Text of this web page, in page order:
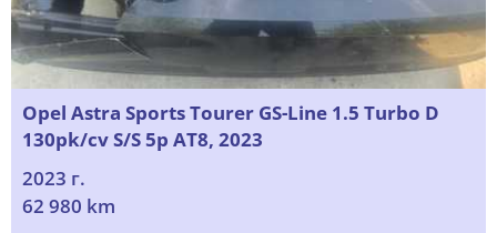
Opel Astra Sports Tourer GS-Line 1.5 Turbo D
130pk/cv S/S 5p AT8, 2023
2023 г.
62 980 km